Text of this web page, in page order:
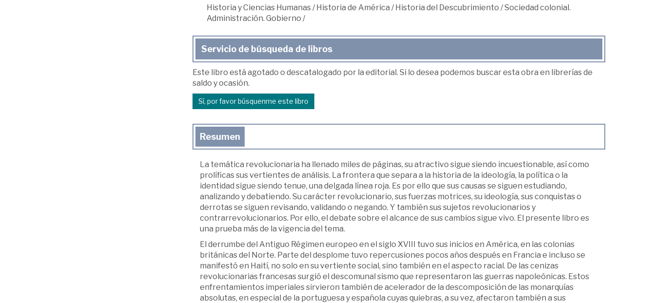
Historia y Ciencias Humanas/Historia de América /Historia del Descubrimiento /Sociedad colonial.
Administración. Gobierno /
Servicio de búsqueda de libros
Este libro está agotado o descatalogado por la editorial. Si lo desea podemos buscar esta obra en librerías de
saldo y ocasión.
Sí, por favor búsquenme este libro
Resumen
La temática revolucionaria ha llenado miles de páginas, su atractivo sigue siendo incuestionable, así como
prolíficas sus vertientes de análisis. La frontera que separa a la historia de la ideología, la política o la
identidad sigue siendo tenue, una delgada línea roja. Es por ello que sus causas se siguen estudiando,
analizando y debatiendo. Su carácter revolucionario, sus fuerzas motrices, su ideología, sus conquistas o
derrotas se siguen revisando, validando o negando. Y también sus sujetos revolucionarios y
contrarrevolucionarios. Por ello, el debate sobre el alcance de sus cambios sigue vivo. El presente libro es
una prueba más de la vigencia del tema.
El derrumbe del Antiguo Régimen europeo en el siglo XVIII tuvo sus inicios en América, en las colonias
británicas del Norte. Parte del desplome tuvo repercusiones pocos años después en Francia e incluso se
manifestó en Haití, no solo en su vertiente social, sino también en el aspecto racial. De las cenizas
revolucionarias francesas surgió el descomunal sismo que representaron las guerras napoleónicas. Estos
enfrentamientos imperiales sirvieron también de acelerador de la descomposición de las monarquías
absolutas, en especial de la portuguesa y española cuyas quiebras, a su vez, afectaron también a sus